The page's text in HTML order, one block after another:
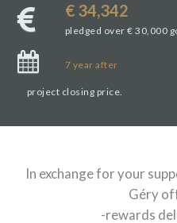
€ 34,342
pledged over € 30,000
7 year after
project closing price.
In exchange for your
Géry
-rewards